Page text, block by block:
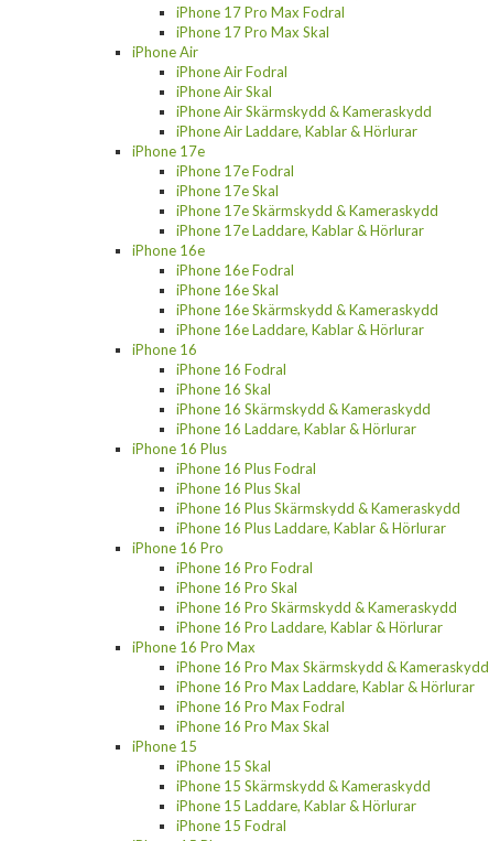
iPhone 17 Pro Max Fodral
iPhone 17 Pro Max Skal
iPhone Air
iPhone Air Fodral
iPhone Air Skal
iPhone Air Skärmskydd & Kameraskydd
iPhone Air Laddare, Kablar & Hörlurar
iPhone 17e
iPhone 17e Fodral
iPhone 17e Skal
iPhone 17e Skärmskydd & Kameraskydd
iPhone 17e Laddare, Kablar & Hörlurar
iPhone 16e
iPhone 16e Fodral
iPhone 16e Skal
iPhone 16e Skärmskydd & Kameraskydd
iPhone 16e Laddare, Kablar & Hörlurar
iPhone 16
iPhone 16 Fodral
iPhone 16 Skal
iPhone 16 Skärmskydd & Kameraskydd
iPhone 16 Laddare, Kablar & Hörlurar
iPhone 16 Plus
iPhone 16 Plus Fodral
iPhone 16 Plus Skal
iPhone 16 Plus Skärmskydd & Kameraskydd
iPhone 16 Plus Laddare, Kablar & Hörlurar
iPhone 16 Pro
iPhone 16 Pro Fodral
iPhone 16 Pro Skal
iPhone 16 Pro Skärmskydd & Kameraskydd
iPhone 16 Pro Laddare, Kablar & Hörlurar
iPhone 16 Pro Max
iPhone 16 Pro Max Skärmskydd & Kameraskydd
iPhone 16 Pro Max Laddare, Kablar & Hörlurar
iPhone 16 Pro Max Fodral
iPhone 16 Pro Max Skal
iPhone 15
iPhone 15 Skal
iPhone 15 Skärmskydd & Kameraskydd
iPhone 15 Laddare, Kablar & Hörlurar
iPhone 15 Fodral